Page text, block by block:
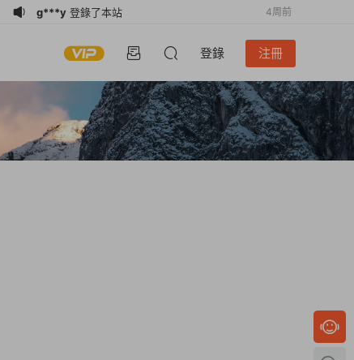
登錄 注冊
g***y 登錄了本站 4周前
2*******簽到打卡，獲得1積分獎勵
2026-07-
2*******登錄了本站
2026-07-
05
w******* 簽到打卡，獲得1積分獎勵
2026-07-
02
s*******購買了資源演示多附件多價格
收費下載
2周前
s*******簽到打卡，獲得1積分獎勵 2周前